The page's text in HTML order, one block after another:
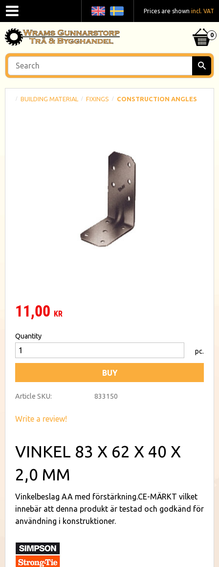
Prices are shown incl. VAT
BUILDING MATERIAL FIXINGS CONSTRUCTION ANGLES
11,00 KR
Quantity
pc.
BUY
Article SKU 833150
Write a review!
VINKEL 83 X 62 X 40 X
2,0 MM
Vinkelbeslag AA med förstärkning.CE-MÄRKT vilket
innebär att denna produkt är testad och godkänd för
användning i konstruktioner.